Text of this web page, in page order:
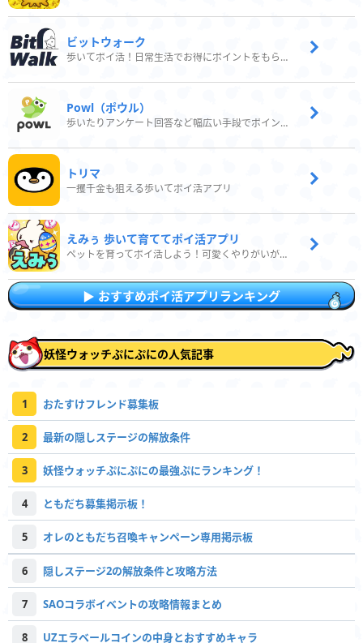
ビットウォーク
歩いてポイ活！日常生活でお得にポイントをもらおう
Powl（ポウル）
歩いたりアンケート回答など幅広い手段でポイントをゲット
トリマ
一攫千金も狙える歩いてポイ活アプリ
えみぅ 歩いて育ててポイ活アプリ
ペットを育ってポイ活しよう！可愛くやりがいがある新感覚アプリ
おすすめポイ活アプリランキング
妖怪ウォッチぷにぷにの人気記事
1 おたすけフレンド募集板
2 最新の隠しステージの解放条件
3 妖怪ウォッチぷにぷにの最強ぷにランキング！
4 ともだち募集掲示板！
5 オレのともだち召喚キャンペーン専用掲示板
6 隠しステージ2の解放条件と攻略方法
7 SAOコラボイベントの攻略情報まとめ
8 UZエラベールコインの中身とおすすめキャラ